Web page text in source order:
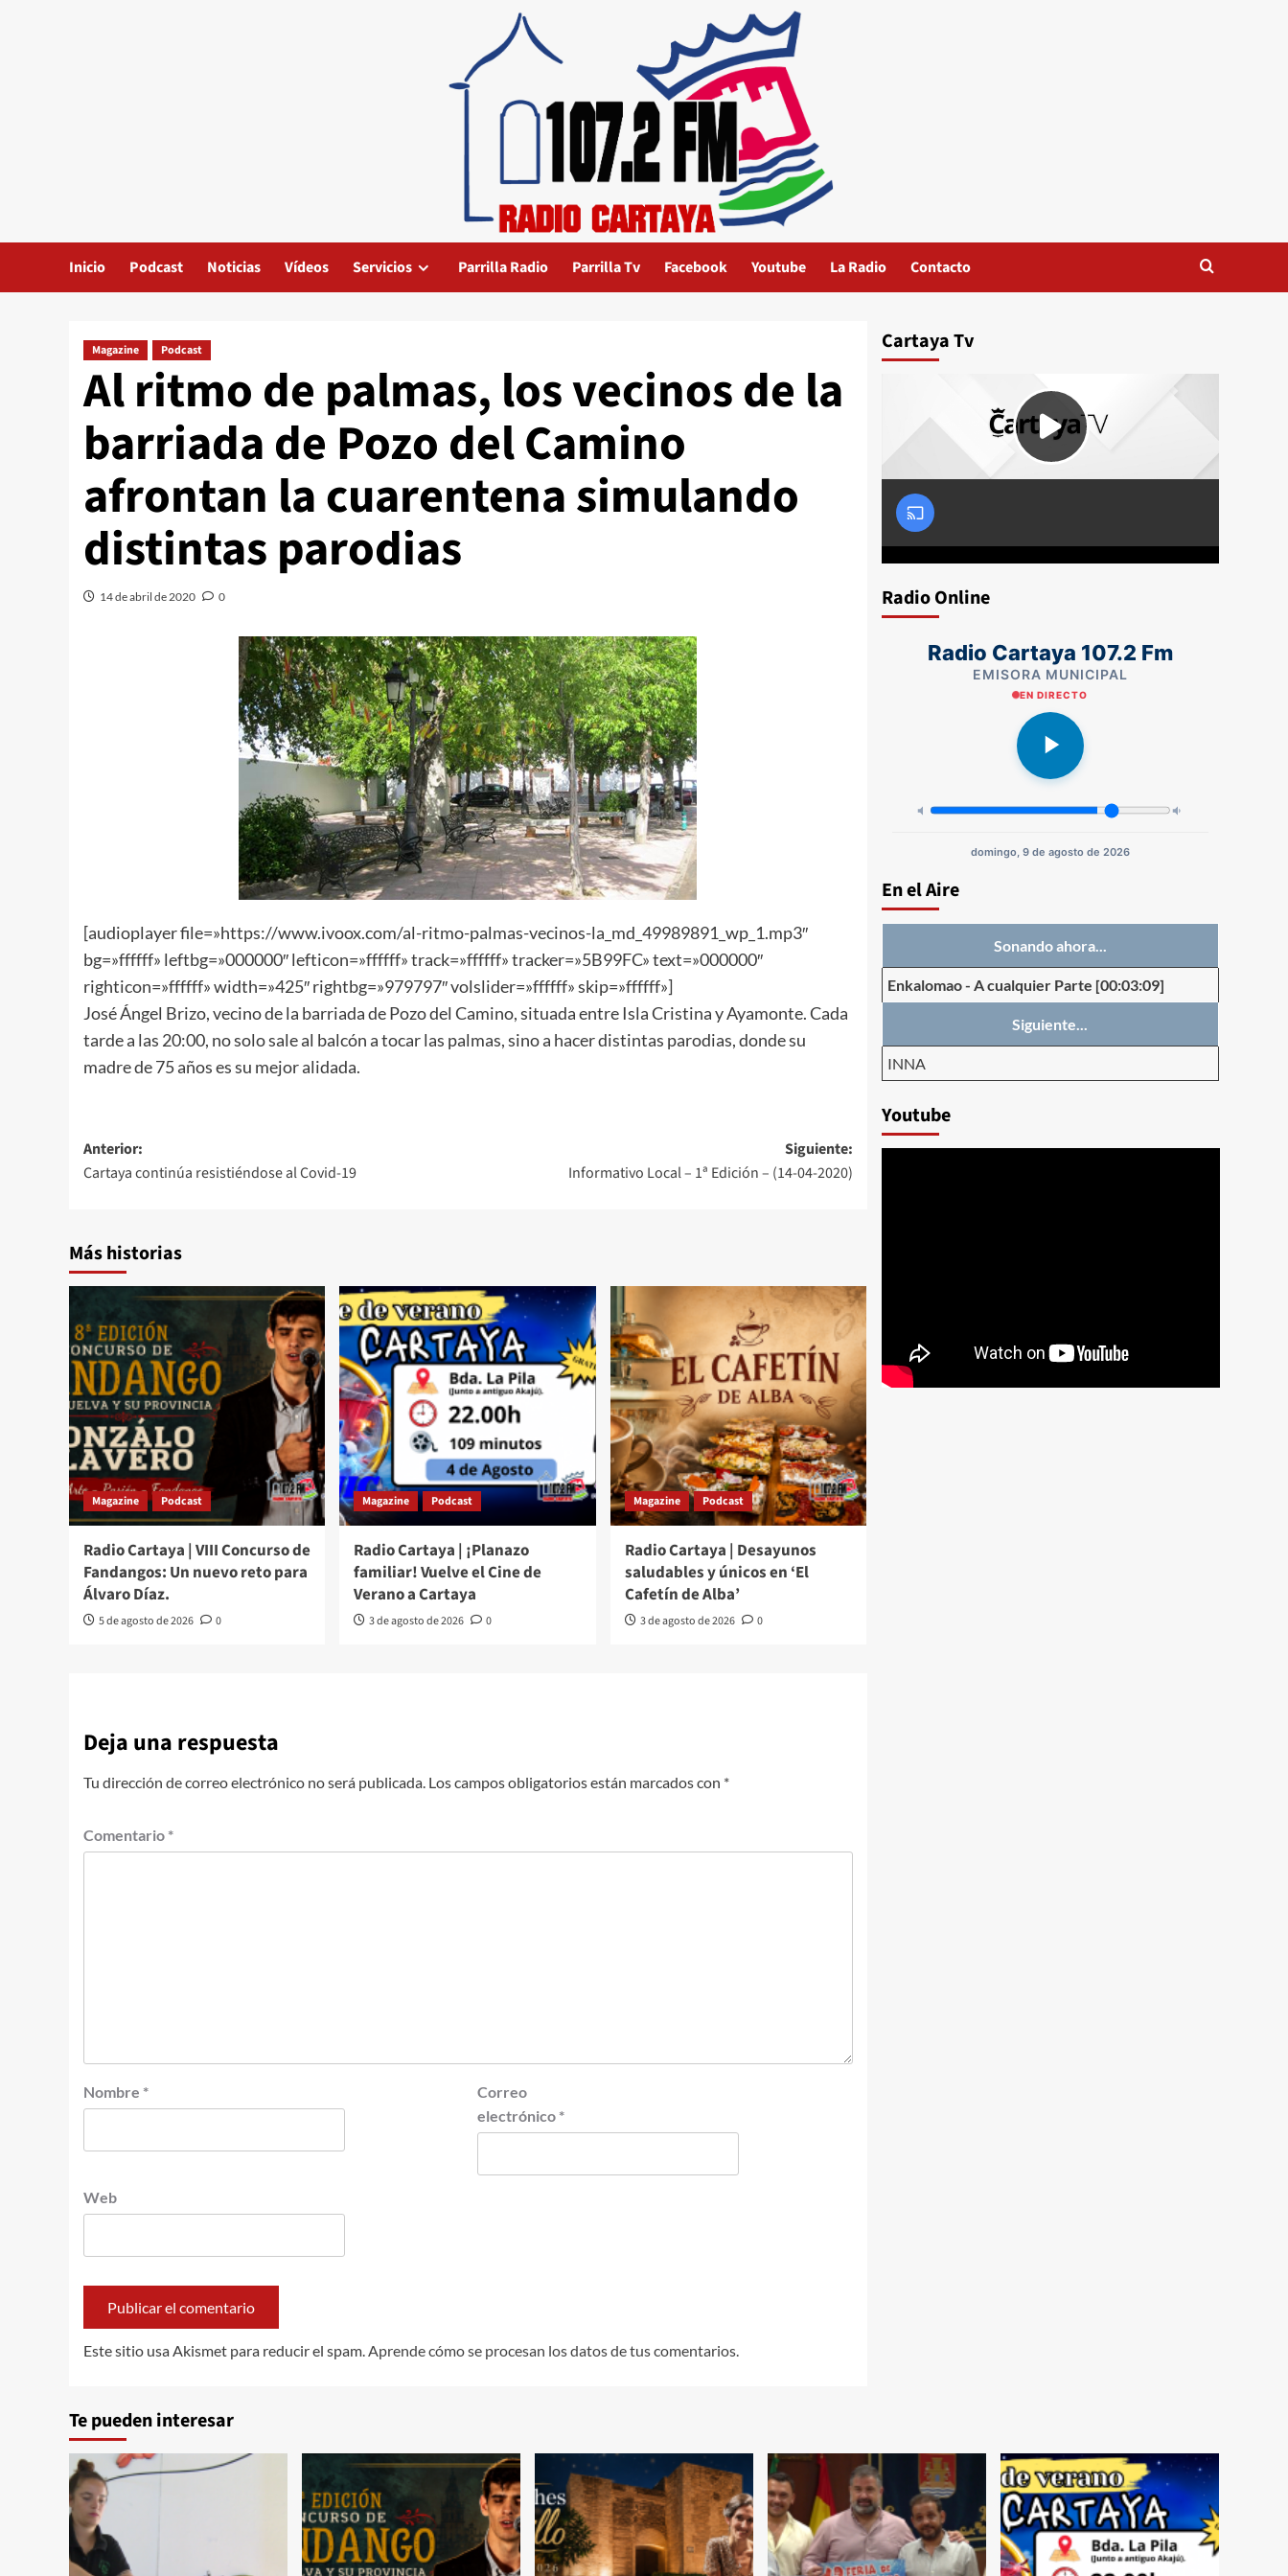
Inicio Podcast Noticias Vídeos Servicios Parrilla Radio Parrilla Tv Facebook Youtube La Radio Contacto
Magazine Podcast
Al ritmo de palmas, los vecinos de la
barriada de Pozo del Camino
afrontan la cuarentena simulando
distintas parodias
14 de abril de 2020 0
[audioplayer file=»https://www.ivoox.com/al-ritmo-palmas-vecinos-la_md_49989891_wp_1.mp3″
bg=»ffffff» leftbg=»000000″ lefticon=»ffffff» track=»ffffff» tracker=»5B99FC» text=»000000″
righticon=»ffffff» width=»425″ rightbg=»979797″ volslider=»ffffff» skip=»ffffff»]
José Ángel Brizo, vecino de la barriada de Pozo del Camino, situada entre Isla Cristina y Ayamonte. Cada
tarde a las 20:00, no solo sale al balcón a tocar las palmas, sino a hacer distintas parodias, donde su
madre de 75 años es su mejor alidada.
Anterior:
Cartaya continúa resistiéndose al Covid-19
Siguiente:
Informativo Local – 1ª Edición – (14-04-2020)
Más historias
Magazine Podcast
Radio Cartaya | VIII Concurso de
Fandangos: Un nuevo reto para
Álvaro Díaz.
5 de agosto de 2026 0
Magazine Podcast
Radio Cartaya | ¡Planazo
familiar! Vuelve el Cine de
Verano a Cartaya
3 de agosto de 2026 0
Magazine Podcast
Radio Cartaya | Desayunos
saludables y únicos en ‘El
Cafetín de Alba’
3 de agosto de 2026 0
Deja una respuesta
Tu dirección de correo electrónico no será publicada. Los campos obligatorios están marcados con *
Comentario *
Nombre *
Correo
electrónico *
Web
Este sitio usa Akismet para reducir el spam.Aprende cómo se procesan los datos de tus comentarios.
Cartaya Tv
Radio Online
Radio Cartaya 107.2 Fm
EMISORA MUNICIPAL
EN DIRECTO
domingo, 9 de agosto de 2026
En el Aire
Sonando ahora...
Enkalomao- A cualquier Parte [00:03:09]
Siguiente...
INNA
Youtube
Te pueden interesar